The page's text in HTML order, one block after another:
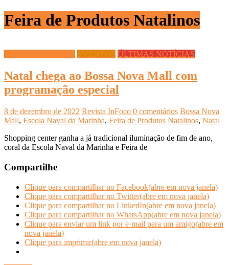
Feira de Produtos Natalinos
EVENTOS ÚLTIMAS NOTÍCIAS
Natal chega ao Bossa Nova Mall com
programação especial
8 de dezembro de 2022 Revista InFoco 0 comentários Bossa Nova
Mall, Escola Naval da Marinha, Feira de Produtos Natalinos, Natal
Shopping center ganha a já tradicional iluminação de fim de ano,
coral da Escola Naval da Marinha e Feira de
Compartilhe
Clique para compartilhar no Facebook(abre em nova janela)
Clique para compartilhar no Twitter(abre em nova janela)
Clique para compartilhar no LinkedIn(abre em nova janela)
Clique para compartilhar no WhatsApp(abre em nova janela)
Clique para enviar um link por e-mail para um amigo(abre em
nova janela)
Clique para imprimir(abre em nova janela)